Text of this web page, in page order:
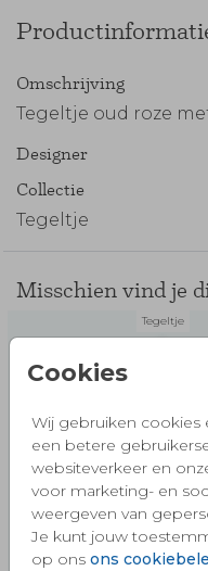
Cookies
Wij gebruiken cookies
een betere
websiteverkeer en
voor marketing- en
weergeven van
Je kunt jouw
op ons ons
Omschrijving
Tegeltje oud roze
Designer
Collectie
Tegeltje
Misschien vind je
Tegeltje